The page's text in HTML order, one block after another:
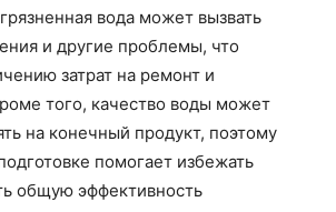
вода может вызвать
и другие проблемы, что
затрат на ремонт и
того, качество воды может
на конечный продукт, поэтому
помогает избежать
общую эффективность